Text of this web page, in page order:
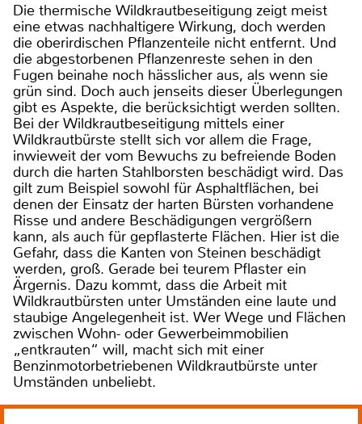
Die thermische Wildkrautbeseitigung zeigt meist
eine etwas nachhaltigere Wirkung, doch werden
die oberirdischen Pflanzenteile nicht entfernt. Und
die abgestorbenen Pflanzenreste sehen in den
Fugen beinahe noch hässlicher aus, als wenn sie
grün sind. Doch auch jenseits dieser Überlegungen
gibt es Aspekte, die berücksichtigt werden sollten.
Bei der Wildkrautbeseitigung mittels einer
Wildkrautbürste stellt sich vor allem die Frage,
inwieweit der vom Bewuchs zu befreiende Boden
durch die harten Stahlborsten beschädigt wird. Das
gilt zum Beispiel sowohl für Asphaltflächen, bei
denen der Einsatz der harten Bürsten vorhandene
Risse und andere Beschädigungen vergrößern
kann, als auch für gepflasterte Flächen. Hier ist die
Gefahr, dass die Kanten von Steinen beschädigt
werden, groß. Gerade bei teurem Pflaster ein
Ärgernis. Dazu kommt, dass die Arbeit mit
Wildkrautbürsten unter Umständen eine laute und
staubige Angelegenheit ist. Wer Wege und Flächen
zwischen Wohn- oder Gewerbeimmobilien
„entkrauten“ will, macht sich mit einer
Benzinmotorbetriebenen Wildkrautbürste unter
Umständen unbeliebt.